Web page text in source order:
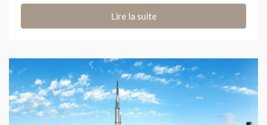
Lire la suite